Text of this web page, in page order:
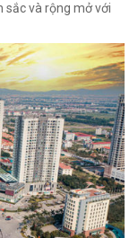
sắc và rộng mở với